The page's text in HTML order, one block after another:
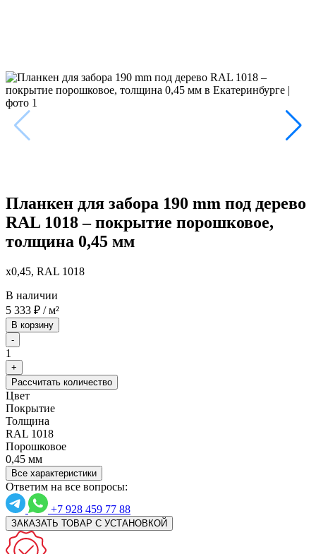
Планкен для забора 190 mm под дерево
RAL 1018 – покрытие порошковое,
толщина 0,45 мм
x0,45, RAL 1018
В наличии
5 333 ₽ / м²
В корзину
-
1
+
Рассчитать количество
Цвет
Покрытие
Толщина
RAL 1018
Порошковое
0,45 мм
Все характеристики
Ответим на все вопросы:
+7 928 459 77 88
ЗАКАЗАТЬ ТОВАР С УСТАНОВКОЙ